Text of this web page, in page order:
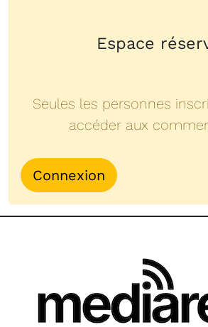
Espace
Seules les personnes
accéder aux
Connexion